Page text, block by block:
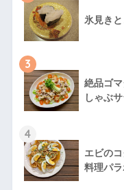
氷見き
3
絶品ゴ
しゃぶ
4
エビの
料理パ